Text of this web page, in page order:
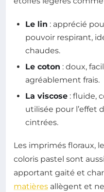
Le lin : apprécié
pouvoir respirant,
chaudes.
Le coton : doux,
agréablement frais.
La viscose : fluide,
utilisée pour l’effet
cintrées.
Les imprimés floraux,
coloris pastel sont
apportant gaité et
matières allègent et